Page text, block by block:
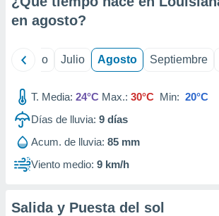
e
publicidad
publicidad
de
en agosto?
Junio Julio Agosto Septiembre
T. Media: 24°C Max.: 30°C Min: 20°C
Días de lluvia: 9 días
Acum. de lluvia: 85 mm
Viento medio: 9 km/h
Salida y Puesta del sol